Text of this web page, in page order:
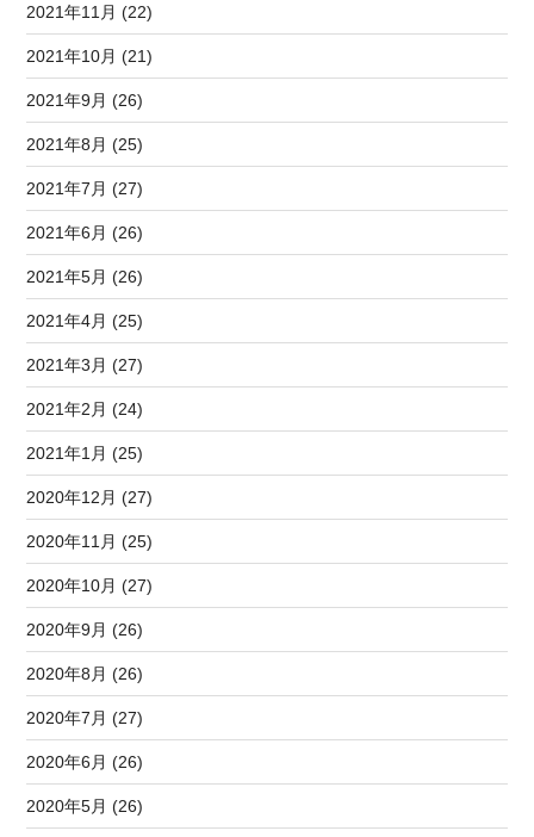
2021年11月 (22)
2021年10月 (21)
2021年9月 (26)
2021年8月 (25)
2021年7月 (27)
2021年6月 (26)
2021年5月 (26)
2021年4月 (25)
2021年3月 (27)
2021年2月 (24)
2021年1月 (25)
2020年12月 (27)
2020年11月 (25)
2020年10月 (27)
2020年9月 (26)
2020年8月 (26)
2020年7月 (27)
2020年6月 (26)
2020年5月 (26)